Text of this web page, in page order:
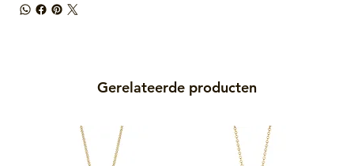
Gerelateerde producten